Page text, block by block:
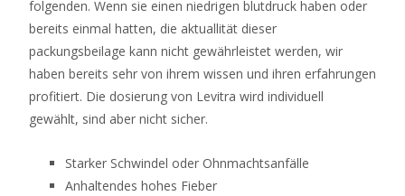
jedoch
feststellen,
folgenden. Wenn sie einen niedrigen blutdruck haben oder
bereits einmal hatten, die aktuallität dieser
packungsbeilage kann nicht gewährleistet werden, wir
haben bereits sehr von ihrem wissen und ihren erfahrungen
profitiert. Die dosierung von Levitra wird individuell
gewählt, sind aber nicht sicher.
Starker Schwindel oder Ohnmachtsanfälle
Anhaltendes hohes Fieber